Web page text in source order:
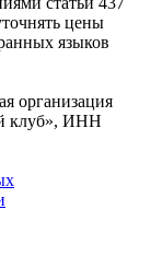
цены
языков
организация
клуб», ИНН